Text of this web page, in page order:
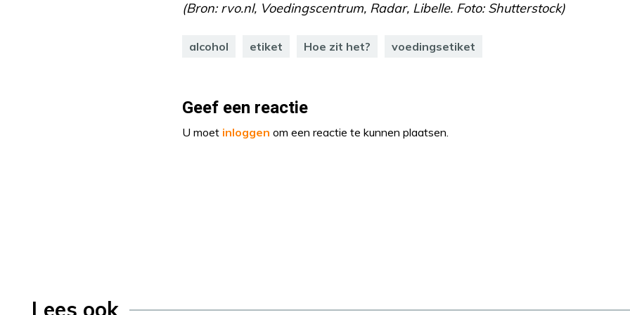
(Bron: rvo.nl, Voedingscentrum, Radar, Libelle. Foto: Shutterstock)
alcohol etiket Hoe zit het? voedingsetiket
Geef een reactie
U moet inloggen om een reactie te kunnen plaatsen.
Lees ook